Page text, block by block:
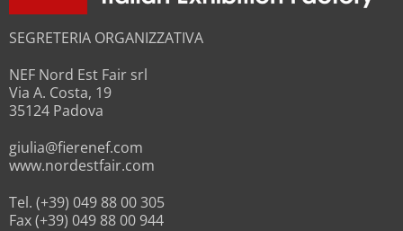
SEGRETERIA ORGANIZZATIVA
NEF Nord Est Fair srl
Via A. Costa, 19
35124 Padova
giulia@fierenef.com
www.nordestfair.com
Tel. (+39) 049 88 00 305
Fax (+39) 049 88 00 944